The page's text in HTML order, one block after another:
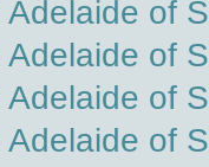
Adelaide of
Adelaide of
Adelaide of
Adelaide of